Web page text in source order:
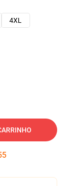
4XL